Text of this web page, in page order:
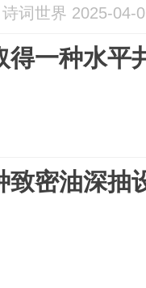
诗词世界 2025-04-
得一种水平
致密油深抽